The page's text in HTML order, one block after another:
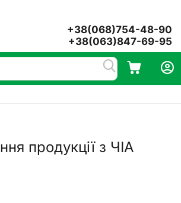
+38(068)754-48-90
+38(063)847-69-95
продукції з ЧІА
Акаунт